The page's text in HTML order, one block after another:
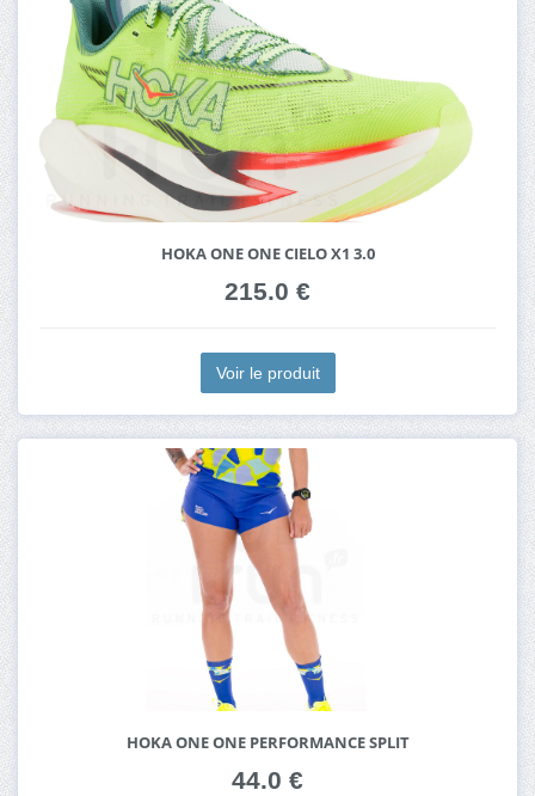
HOKA ONE ONE CIELO X1 3.0
215.0 €
Voir le produit
HOKA ONE ONE PERFORMANCE SPLIT
44.0 €